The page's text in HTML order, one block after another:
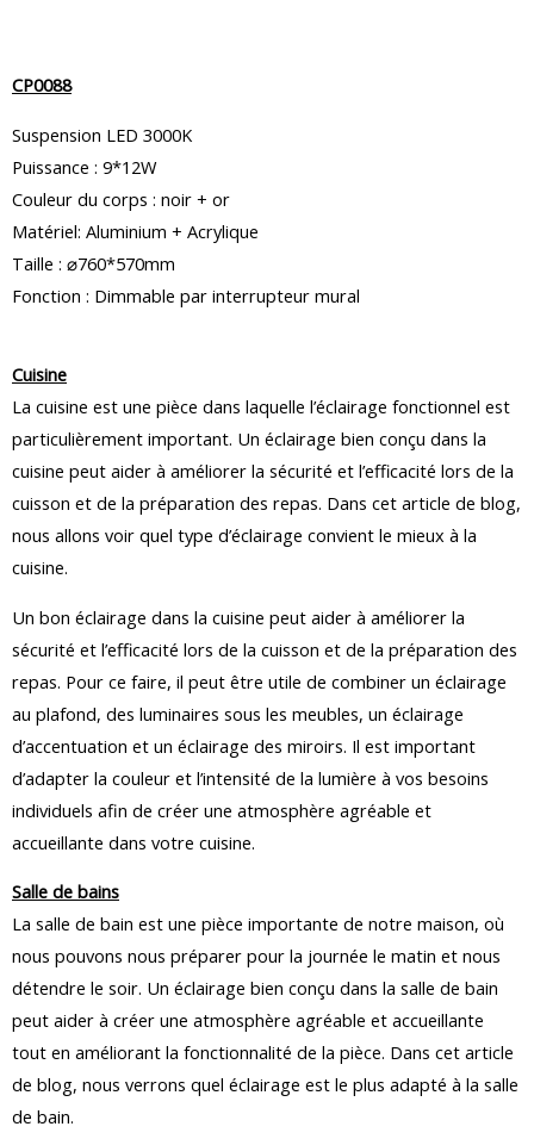
CP0088
Suspension LED 3000K
Puissance : 9*12W
Couleur du corps : noir + or
Matériel: Aluminium + Acrylique
Taille : ⌀760*570mm
Fonction : Dimmable par interrupteur mural
Cuisine
La cuisine est une pièce dans laquelle l’éclairage fonctionnel est
particulièrement important. Un éclairage bien conçu dans la
cuisine peut aider à améliorer la sécurité et l’efficacité lors de la
cuisson et de la préparation des repas. Dans cet article de blog,
nous allons voir quel type d’éclairage convient le mieux à la
cuisine.
Un bon éclairage dans la cuisine peut aider à améliorer la
sécurité et l’efficacité lors de la cuisson et de la préparation des
repas. Pour ce faire, il peut être utile de combiner un éclairage
au plafond, des luminaires sous les meubles, un éclairage
d’accentuation et un éclairage des miroirs. Il est important
d’adapter la couleur et l’intensité de la lumière à vos besoins
individuels afin de créer une atmosphère agréable et
accueillante dans votre cuisine.
Salle de bains
La salle de bain est une pièce importante de notre maison, où
nous pouvons nous préparer pour la journée le matin et nous
détendre le soir. Un éclairage bien conçu dans la salle de bain
peut aider à créer une atmosphère agréable et accueillante
tout en améliorant la fonctionnalité de la pièce. Dans cet article
de blog, nous verrons quel éclairage est le plus adapté à la salle
de bain.